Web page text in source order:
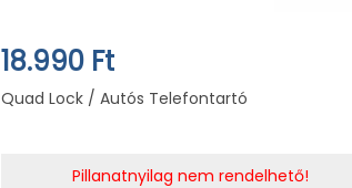
18.990 Ft
Quad Lock / Autós Telefontartó
Pillanatnyilag nem rendelhető!